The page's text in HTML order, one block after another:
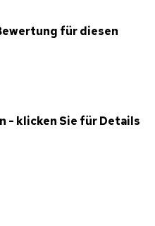
für diesen
- klicken Sie für Details